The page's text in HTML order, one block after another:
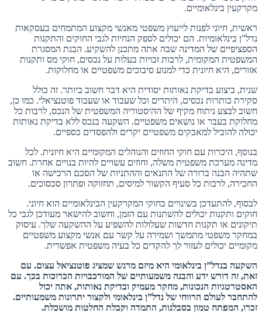
מקרקעין בינלאומיים.
ראשית, חיוני לפנות לייעוץ משפטי מאנשי מקצוע המתמחים בעסקאות
נדל”ן בינלאומיות. הם יכולים לספק הנחיות לגבי החוקים והתקנות
הספציפיים של המדינה שבה אתה מתכנן להשקיע. הבנת המסגרת
המשפטית המקומית, לרבות זכויות בעלות על נכסים, חוקי מס ותקנות
אזורים, היא חיונית כדי למנוע סיבוכים משפטיים או מחלוקות.
שנית, ביצוע בדיקת נאותות יסודית היא דבר חשוב ביותר. זה כולל
סקירת כותרות נכסים, היתרים וכל שעבוד או שעבוד פוטנציאלי. כמו כן,
חשוב לבצע ניתוח מקיף של ההיסטוריה המשפטית של הנכס, לרבות כל
מחלוקת בעבר או נושאים משפטיים. השקעה בנכס ללא בדיקת נאותות
יכולה להוביל למאבקים משפטיים יקרים ולהפסדים כספיים.
בנוסף, היכרות עם חוקי החוזים והנוהלים המקומיים היא חיונית. לכל
מדינה מערכת משפטית משלה, וחוזים עשויים להיות בנויים אחרת. חשוב
שתהיה הבנה ברורה של התנאים וההתניות של הסכם הרכישה או
החכירה, לרבות כל סעיף הקשור למיסים, תחזוקה ופתרון סכסוכים.
לבסוף, להתעדכן בשינויים בחוקי המקרקעין הבינלאומיים הוא חיוני.
חוקים ותקנות יכולים להשתנות עם הזמן, וחשוב להישאר מעודכן לגבי כל
תיקונים או תקנות חדשות שעלולות להשפיע על ההשקעה שלך. עיסוק
במחקר משפטי מתמשך ושמירה על קשר עם אנשי מקצוע משפטיים
מקומיים יכולים לעזור לך להקדים כל בעיה משפטית אפשרית.
השקעה בנדל”ן בינלאומי היא מיזם מרגש שמציג פוטנציאל עצום. עם
זאת, זה דורש ידע והבנה משמעותיים של המורכבויות הכרוכות בכך. עם
האסטרטגיות הנכונות, מחקר מעמיק ובדיקת נאותות, אתה יכול
להתחבר לעולם הרווחי של נדל”ן בינלאומי ולקצור יתרונות משמעותיים.
זכרו, המפתח טמון בסבלנות, התמדה וקבלת החלטות מושכלת.